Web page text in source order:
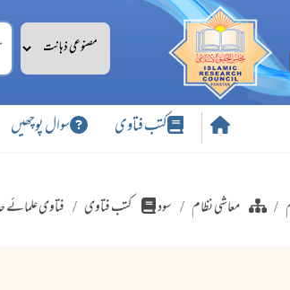
کتب فتاوی سوال پوچھیں
معاشی نظام سود کتب فتاوی فتاوی علمائے